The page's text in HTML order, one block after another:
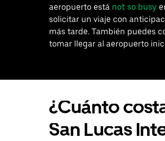
aeropuerto está not so busy
solicitar un viaje con
más tarde. También puedes
tomar llegar al aeropuerto
¿Cuánto
San Lucas